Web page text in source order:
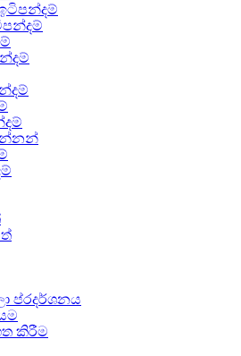
ප්රදර්ශනය
කිරීම